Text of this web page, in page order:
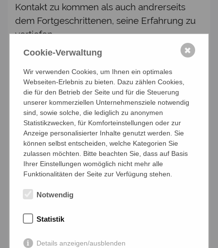
Kontakt zu kommen als auch andrerseits
dem Fortgeschrittenen, seine Erfahrung zu
vertiefen.
Unsere kleine Gruppe bietet allen
Teilnehmenden unter der Anleitung von
Anna Rheindorf, die langjährige Erfahrung in
einem koreanischen Zen Kloster sammeln
durfte, die Möglichkeit, diese Reise
gemeinsam anzutreten.
Jeden Dienstag sitzen wir 3
Meditationseinheiten zu jeweils 30 Minuten,
rezitieren das Herzsutra und erfrischen uns
und Gesprächen über unsere Zen Praxis.
Ein Einstieg ist jederzeit möglich.
Interessierte sind immer dienstags ab 18:30
Uhr sehr herzlich willkommen.
Cookie-Verwaltung
Wir verwenden Cookies, um Ihnen ein optimales
Webseiten-Erlebnis zu bieten. Dazu zählen Cookies,
die für den Betrieb der Seite und für die Steuerung
unserer kommerziellen Unternehmensziele notwendig
sind, sowie solche, die lediglich zu anonymen
Statistikzwecken, für Komforteinstellungen oder zur
Anzeige personalisierter Inhalte genutzt werden. Sie
können selbst entscheiden, welche Kategorien Sie
zulassen möchten. Bitte beachten Sie, dass auf Basis
Ihrer Einstellungen womöglich nicht mehr alle
Funktionalitäten der Seite zur Verfügung stehen.
Notwendig
Statistik
Details anzeigen/ausblenden
✖